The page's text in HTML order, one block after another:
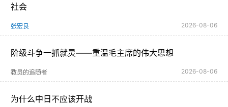
社会
张宏良 2026-08-06
阶级斗争一抓就灵——重温毛主席的伟大思想
教员的追随者 2026-08-06
为什么中日不应该开战